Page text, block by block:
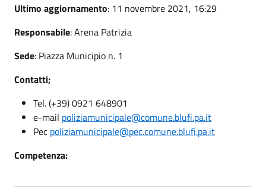
Ultimo aggiornamento: 11 novembre 2021, 16:29
Responsabile: Arena Patrizia
Sede: Piazza Municipio n. 1
Contatti;
Tel. (+39) 0921 648901
e-mail poliziamunicipale@comune.blufi.pa.it
Pec poliziamunicipale@pec.comune.blufi.pa.it
Competenza: